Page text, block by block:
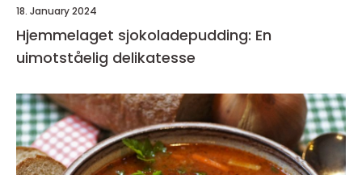
18. January 2024
Hjemmelaget sjokoladepudding: En
uimotståelig delikatesse